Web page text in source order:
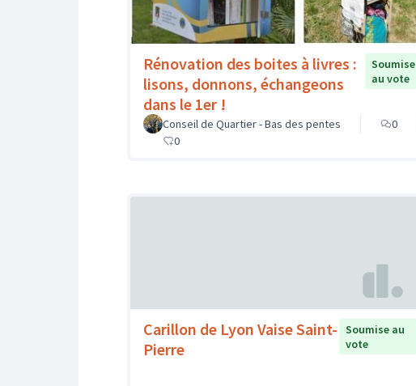
Rénovation des boites à livres :
lisons, donnons, échangeons
dans le 1er !
Soumise
au vote
Conseil de Quartier - Bas des pentes
0
0
Carillon de Lyon Vaise Saint-
Pierre
Soumise au
vote